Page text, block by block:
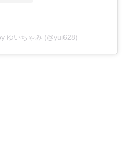
ゆいちゃみ (@yui628)